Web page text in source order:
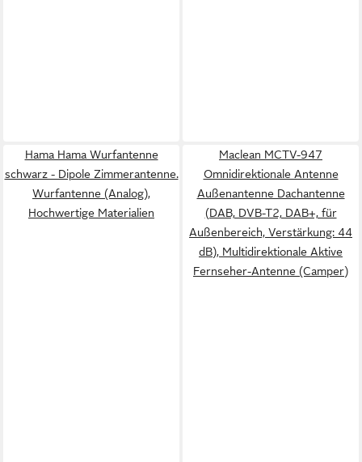
Hama Hama Wurfantenne
schwarz - Dipole Zimmerantenne.
Wurfantenne (Analog),
Hochwertige Materialien
Maclean MCTV-947
Omnidirektionale Antenne
Außenantenne Dachantenne
(DAB, DVB-T2, DAB+, für
Außenbereich, Verstärkung: 44
dB), Multidirektionale Aktive
Fernseher-Antenne (Camper)